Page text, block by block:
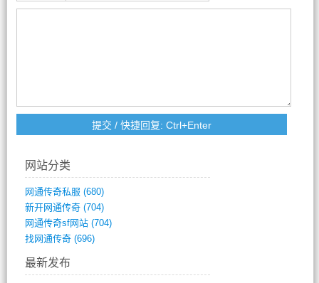
网站分类
网通传奇私服 (680)
新开网通传奇(704)
网通传奇sf网站(704)
找网通传奇(696)
最新发布